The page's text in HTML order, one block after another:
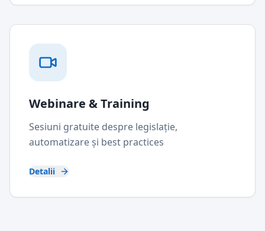
Webinare & Training
Sesiuni gratuite despre legislație,
automatizare și best practices
Detalii